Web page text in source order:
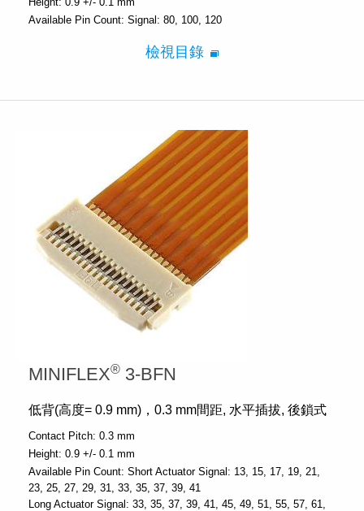
Available Pin Count: Signal: 80, 100, 120
檢視目錄
MINIFLEX® 3-BFN
低背(高度= 0.9 mm)，0.3 mm間距, 水平插拔, 後鎖式
Contact Pitch: 0.3 mm
Height: 0.9 +/- 0.1 mm
Available Pin Count: Short Actuator Signal: 13, 15, 17, 19, 21,
23, 25, 27, 29, 31, 33, 35, 37, 39, 41
Long Actuator Signal: 33, 35, 37, 39, 41, 45, 49, 51, 55, 57, 61,